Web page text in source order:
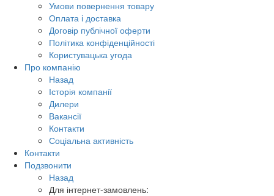
Умови повернення товару
Оплата і доставка
Договір публічної оферти
Політика конфіденційності
Користувацька угода
Про компанію
Назад
Історія компанії
Дилери
Вакансії
Контакти
Соціальна активність
Контакти
Подзвонити
Назад
Для інтернет-замовлень: